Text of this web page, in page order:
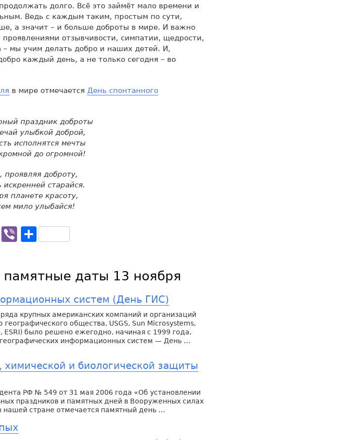
долго. Всё это займёт мало времени и
Ведь с каждым таким, простым по сути,
а значит – и больше доброты в мире. И важно
отзывчивости, симпатии, щедрости,
мы учим делать добро и наших детей. И,
каждый день, а не только сегодня – во
в мире отмечается День спонтанного
праздник доброты
улыбкой доброй,
исполнятся мечты
до огромной!
проявляя доброту,
искренней старайся.
планете красоту,
мило улыбайся!
Skype
ViberОтправить
даты 13 ноября
систем (День ГИС)
крупных американских компаний и организаций
географического общества, USGS, Sun Microsystems,
ESRI) было решено ежегодно, начиная с 1999 года,
информационных систем — День …
и биологической защиты
РФ № 549 от 31 мая 2006 года «Об установлении
праздников и памятных дней в Вооруженных силах
нашей стране отмечается памятный день …